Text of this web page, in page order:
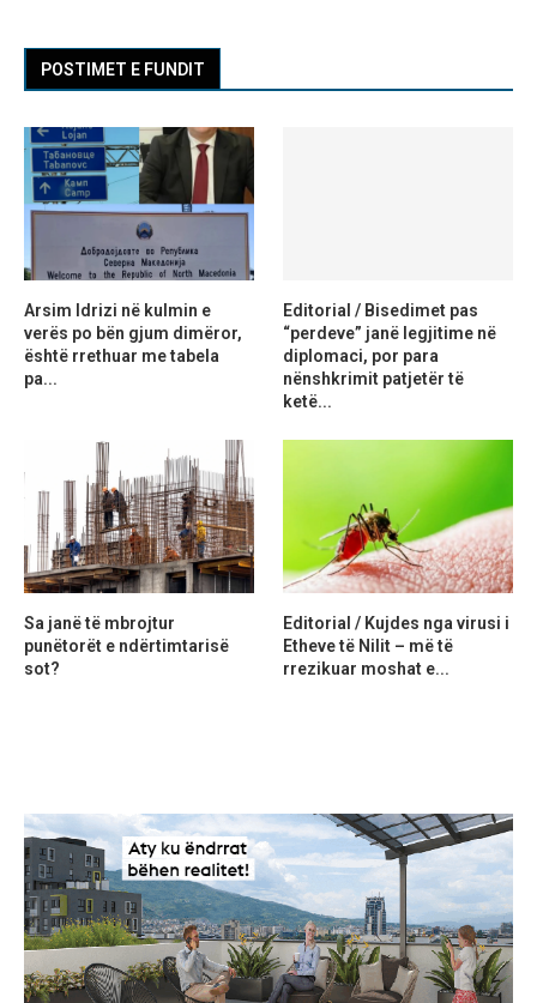
POSTIMET E FUNDIT
Arsim Idrizi në kulmin e
verës po bën gjum dimëror,
është rrethuar me tabela
pa...
Editorial / Bisedimet pas
“perdeve” janë legjitime në
diplomaci, por para
nënshkrimit patjetër të
ketë...
Sa janë të mbrojtur
punëtorët e ndërtimtarisë
sot?
Editorial / Kujdes nga virusi i
Etheve të Nilit – më të
rrezikuar moshat e...